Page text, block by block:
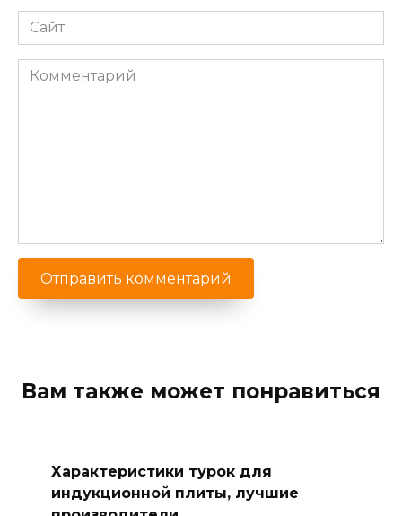
Сайт
Комментарий
Вам также может понравиться
Характеристики турок для
индукционной плиты, лучшие